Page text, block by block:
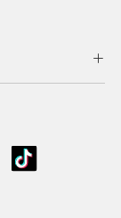
韓国